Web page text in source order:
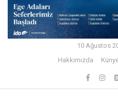
10 Ağustos
Hakkımızda